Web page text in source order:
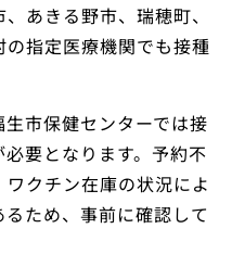
あきる野市、瑞穂町、
指定医療機関でも接種
市保健センターでは接
要となります。予約不
クチン在庫の状況によ
ため、事前に確認して